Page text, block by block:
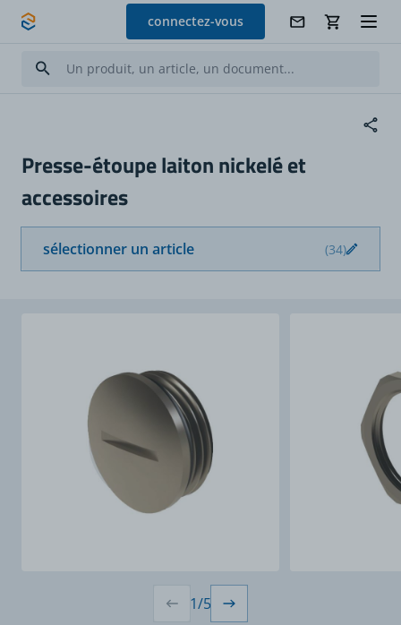
Allez au contenu
connectez-vous
Presse-étoupe laiton nickelé et
accessoires
sélectionner un article (34)
1/5